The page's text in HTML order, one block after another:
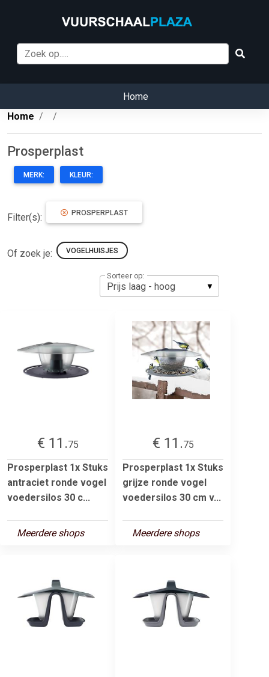
Home
Home
Prosperplast
MERK: KLEUR:
Filter(s): PROSPERPLAST
Of zoek je: VOGELHUISJES
Sorteer op:
€ 11.75
Prosperplast 1x Stuks
antraciet ronde vogel
voedersilos 30 c...
Meerdere shops
€ 11.75
Prosperplast 1x Stuks
grijze ronde vogel
voedersilos 30 cm v...
Meerdere shops